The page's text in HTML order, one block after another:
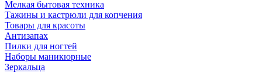
Мелкая бытовая техника
Тажины и кастрюли для копчения
Товары для красоты
Антизапах
Пилки для ногтей
Наборы маникюрные
Зеркальца